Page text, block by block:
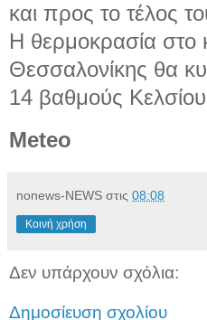
και προς το τέλος
Η θερμοκρασία στο
Θεσσαλονίκης θα
14 βαθμούς
Meteo
nonews-NEWS στις 08:08
Κοινή χρήση
Δεν υπάρχουν σχόλια:
Δημοσίευση σχολίου